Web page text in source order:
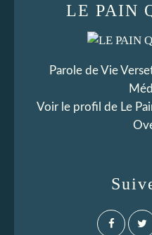
LE PAIN
Parole de Vie
Voir le profil de Le